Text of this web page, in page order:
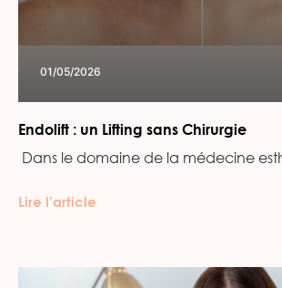
01/05/2026
Endolift : un Lifting sans Chirurgie
Dans le domaine de la médecine
Lire l’article